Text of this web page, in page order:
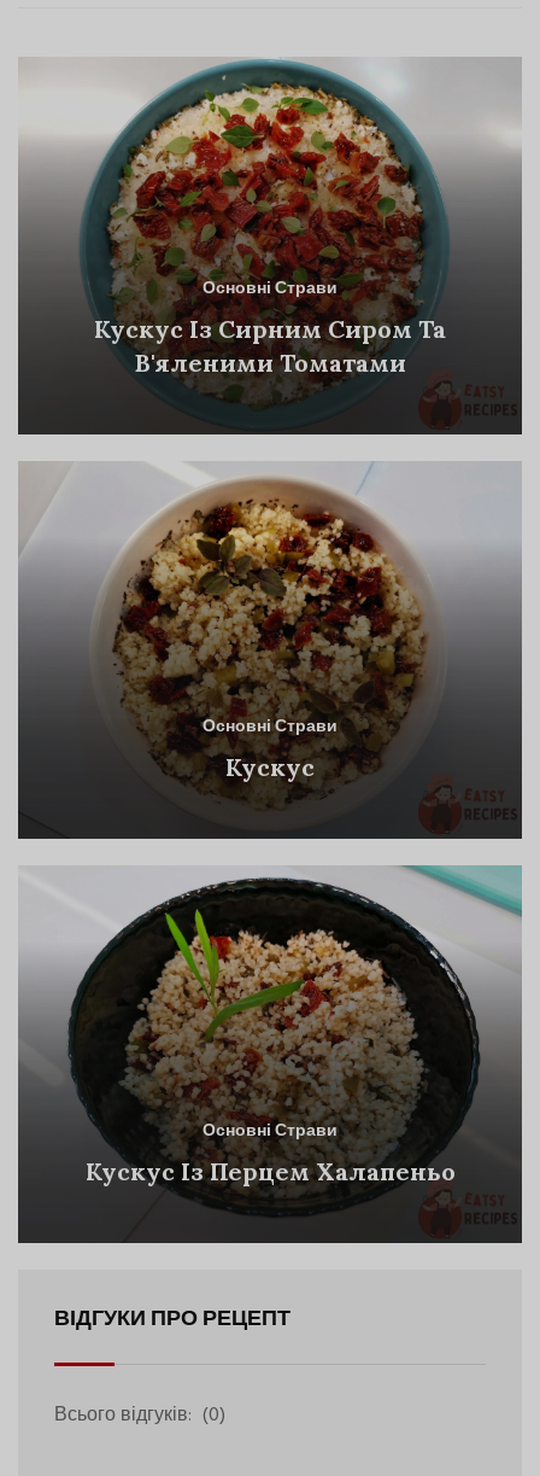
Основні Страви
Кускус Із Сирним Сиром Та
В'яленими Томатами
Основні Страви
Кускус
Основні Страви
Кускус Із Перцем Халапеньо
ВІДГУКИ ПРО РЕЦЕПТ
Всього відгуків: (0)